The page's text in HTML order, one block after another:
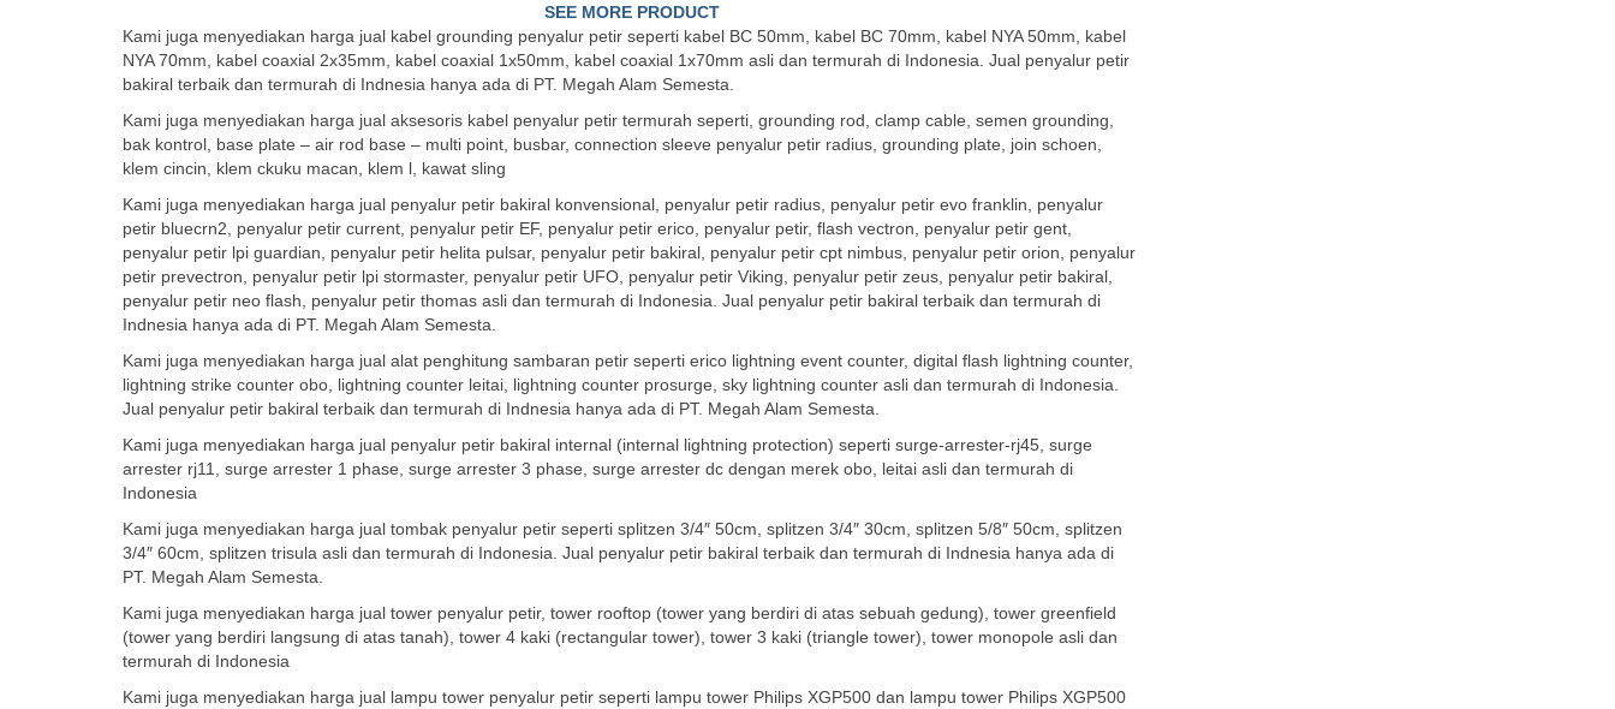
SEE MORE PRODUCT
Kami juga menyediakan harga jual kabel grounding penyalur petir seperti kabel BC 50mm, kabel BC 70mm, kabel NYA 50mm, kabel
NYA 70mm, kabel coaxial 2x35mm, kabel coaxial 1x50mm, kabel coaxial 1x70mm asli dan termurah di Indonesia. Jual penyalur petir
bakiral terbaik dan termurah di Indnesia hanya ada di PT. Megah Alam Semesta.
Kami juga menyediakan harga jual aksesoris kabel penyalur petir termurah seperti, grounding rod, clamp cable, semen grounding,
bak kontrol, base plate – air rod base – multi point, busbar, connection sleeve penyalur petir radius, grounding plate, join schoen,
klem cincin, klem ckuku macan, klem l, kawat sling
Kami juga menyediakan harga jual penyalur petir bakiral konvensional, penyalur petir radius, penyalur petir evo franklin, penyalur
petir bluecrn2, penyalur petir current, penyalur petir EF, penyalur petir erico, penyalur petir, flash vectron, penyalur petir gent,
penyalur petir lpi guardian, penyalur petir helita pulsar, penyalur petir bakiral, penyalur petir cpt nimbus, penyalur petir orion, penyalur
petir prevectron, penyalur petir lpi stormaster, penyalur petir UFO, penyalur petir Viking, penyalur petir zeus, penyalur petir bakiral,
penyalur petir neo flash, penyalur petir thomas asli dan termurah di Indonesia. Jual penyalur petir bakiral terbaik dan termurah di
Indnesia hanya ada di PT. Megah Alam Semesta.
Kami juga menyediakan harga jual alat penghitung sambaran petir seperti erico lightning event counter, digital flash lightning counter,
lightning strike counter obo, lightning counter leitai, lightning counter prosurge, sky lightning counter asli dan termurah di Indonesia.
Jual penyalur petir bakiral terbaik dan termurah di Indnesia hanya ada di PT. Megah Alam Semesta.
Kami juga menyediakan harga jual penyalur petir bakiral internal (internal lightning protection) seperti surge-arrester-rj45, surge
arrester rj11, surge arrester 1 phase, surge arrester 3 phase, surge arrester dc dengan merek obo, leitai asli dan termurah di
Indonesia
Kami juga menyediakan harga jual tombak penyalur petir seperti splitzen 3/4″ 50cm, splitzen 3/4″ 30cm, splitzen 5/8″ 50cm, splitzen
3/4″ 60cm, splitzen trisula asli dan termurah di Indonesia. Jual penyalur petir bakiral terbaik dan termurah di Indnesia hanya ada di
PT. Megah Alam Semesta.
Kami juga menyediakan harga jual tower penyalur petir, tower rooftop (tower yang berdiri di atas sebuah gedung), tower greenfield
(tower yang berdiri langsung di atas tanah), tower 4 kaki (rectangular tower), tower 3 kaki (triangle tower), tower monopole asli dan
termurah di Indonesia
Kami juga menyediakan harga jual lampu tower penyalur petir seperti lampu tower Philips XGP500 dan lampu tower Philips XGP500